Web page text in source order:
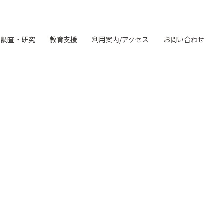
調査・研究 教育支援 利用案内/アクセス お問い合わせ